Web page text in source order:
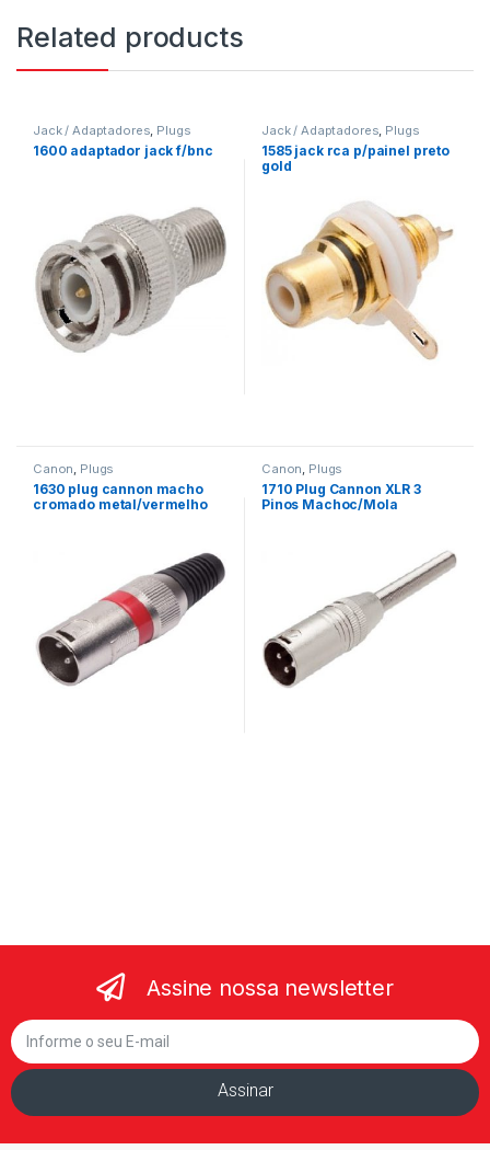
Related products
Jack / Adaptadores, Plugs
1600 adaptador jack f/bnc
Jack / Adaptadores, Plugs
1585 jack rca p/painel preto
gold
Canon Plugs
1630 plug cannon macho
cromado metal/vermelho
Canon Plugs
1710 Plug Cannon XLR 3
Pinos Machoc/Mola
Assine nossa newsletter
Assinar